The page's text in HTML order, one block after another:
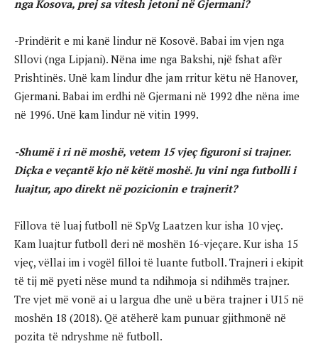
nga Kosova, prej sa vitesh jetoni në Gjermani?
-Prindërit e mi kanë lindur në Kosovë. Babai im vjen nga
Sllovi (nga Lipjani). Nëna ime nga Bakshi, një fshat afër
Prishtinës. Unë kam lindur dhe jam rritur këtu në Hanover,
Gjermani. Babai im erdhi në Gjermani në 1992 dhe nëna ime
në 1996. Unë kam lindur në vitin 1999.
-Shumë i ri në moshë, vetem 15 vjeç figuroni si trajner.
Diçka e veçantë kjo në këtë moshë. Ju vini nga futbolli i
luajtur, apo direkt në pozicionin e trajnerit?
Fillova të luaj futboll në SpVg Laatzen kur isha 10 vjeç.
Kam luajtur futboll deri në moshën 16-vjeçare. Kur isha 15
vjeç, vëllai im i vogël filloi të luante futboll. Trajneri i ekipit
të tij më pyeti nëse mund ta ndihmoja si ndihmës trajner.
Tre vjet më vonë ai u largua dhe unë u bëra trajner i U15 në
moshën 18 (2018). Që atëherë kam punuar gjithmonë në
pozita të ndryshme në futboll.